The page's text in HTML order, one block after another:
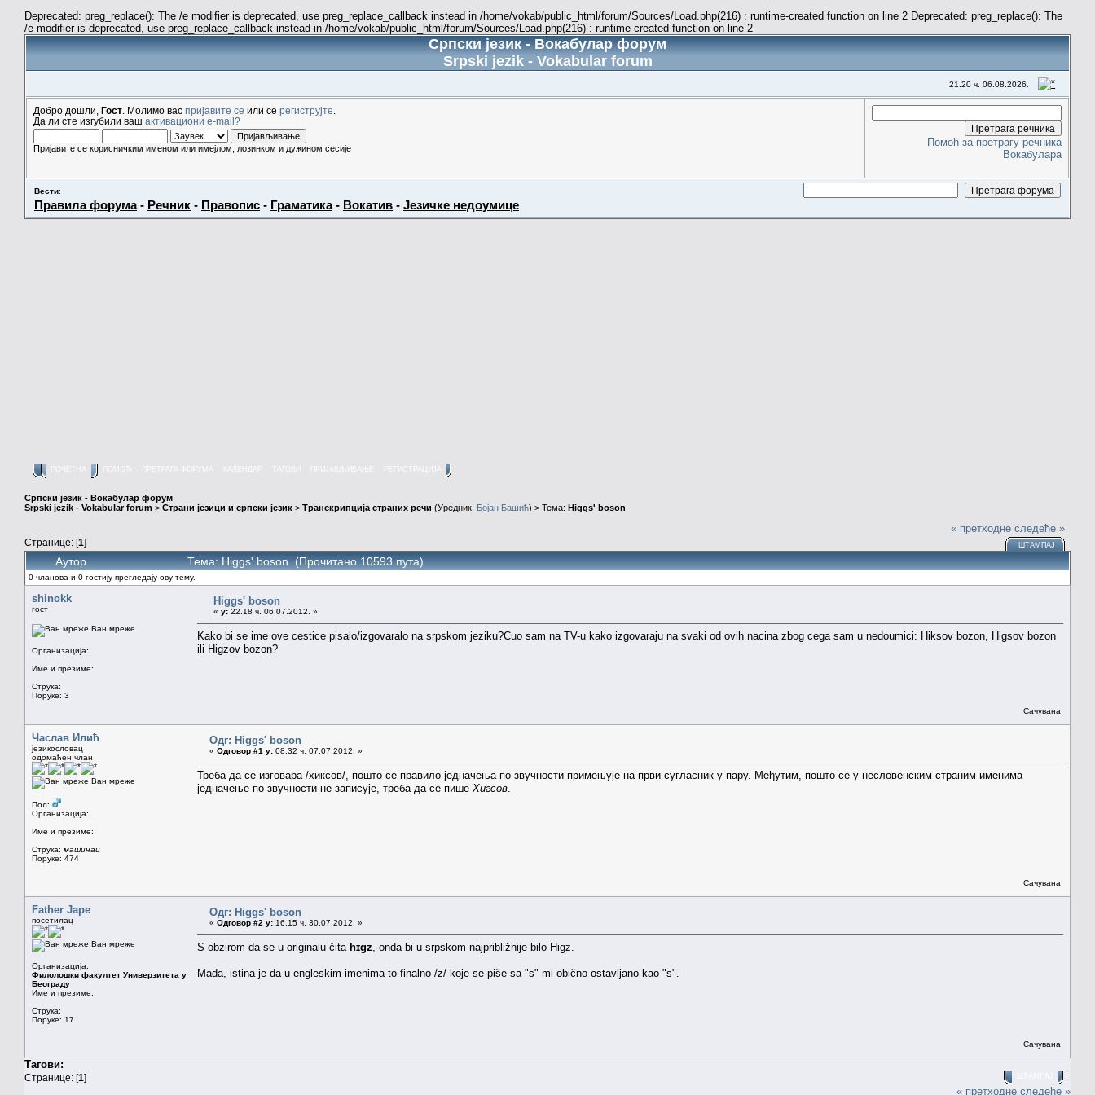
Deprecated: preg_replace(): The /e modifier is deprecated, use preg_replace_callback instead in /home/vokab/public_html/forum/Sources/Load.php(216) : runtime-created function on line 2 Deprecated: preg_replace(): The
/e modifier is deprecated, use preg_replace_callback instead in /home/vokab/public_html/forum/Sources/Load.php(216) : runtime-created function on line 2
Српски језик - Вокабулар форум
Srpski jezik - Vokabular forum
21.20 ч. 06.08.2026.
Добро дошли, Гост . Молимо вас пријавите се или се региструјте
Да ли сте изгубили ваш активациони e-mail?
Пријавите се корисничким именом или имејлом, лозинком и дужином сесије
Помоћ за претрагу речника
Вокабулара
Вести:
Правила форума- Речник - Правопис - Граматика- Вокатив - Језичке недоумице
КАЛЕНДАР
Српски језик - Вокабулар форум
Srpski jezik - Vokabular forum > Страни језици и српски језик > Транскрипција страних речи (Уредник: Бојан Башић) > Тема: Higgs' boson
Странице: [1]
« претходне следеће »
ШТАМПАЈ
Аутор Тема: Higgs' boson (Прочитано 10593 пута)
0 чланова и 0 гостију прегледају ову тему.
shinokk
гост
Ван мреже
Организација:
Име и презиме:
Струка:
Поруке: 3
Higgs' boson
« у: 22.18 ч. 06.07.2012. »
Kako bi se ime ove cestice pisalo/izgovaralo na srpskom jeziku?Cuo sam na TV-u kako izgovaraju na svaki od ovih nacina zbog cega sam u nedoumici: Hiksov bozon, Higsov bozon
ili Higzov bozon?
Сачувана
Часлав Илић
језикословац
одомаћен члан
Ван мреже
Пол:
Организација:
Име и презиме:
Струка: машинац
Поруке: 474
Одг: Higgs' boson
« Одговор #1 у: 08.32 ч. 07.07.2012. »
Треба да се изговара /хиксов/, пошто се правило једначења по звучности примењује на први сугласник у пару. Међутим, пошто се у несловенским страним именима
једначење по звучности не записује, треба да се пише Хигсов
Сачувана
Father Jape
посетилац
Ван мреже
Организација:
Филолошки факултет Универзитета у
Београду
Име и презиме:
Струка:
Поруке: 17
Одг: Higgs' boson
« Одговор #2 у: 16.15 ч. 30.07.2012. »
S obzirom da se u originalu čita hɪgz , onda bi u srpskom najpribližnije bilo Higz.
Mada, istina je da u engleskim imenima to finalno /z/ koje se piše sa "s" mi obično ostavljano kao "s".
Сачувана
Тагови:
Странице: [1]
« претходне следеће »